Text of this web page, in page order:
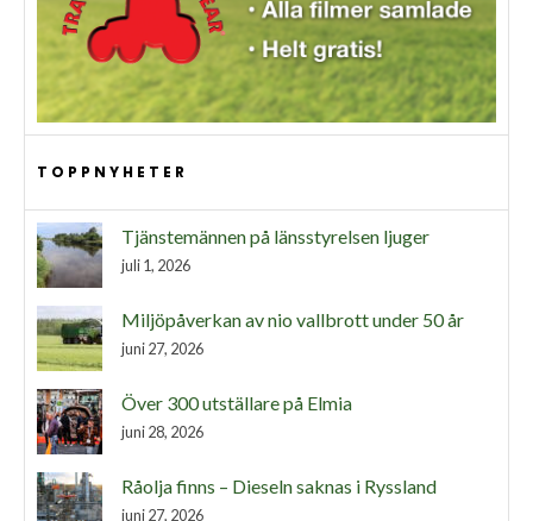
TOPPNYHETER
Tjänstemännen på länsstyrelsen ljuger
juli 1, 2026
Miljöpåverkan av nio vallbrott under 50 år
juni 27, 2026
Över 300 utställare på Elmia
juni 28, 2026
Råolja finns – Dieseln saknas i Ryssland
juni 27, 2026